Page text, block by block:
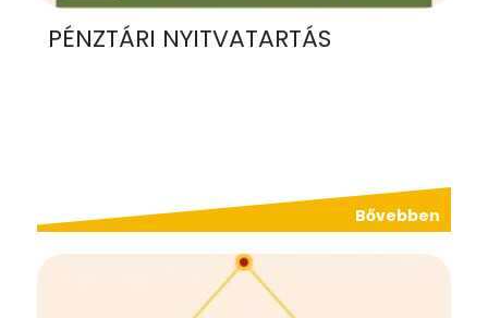
PÉNZTÁRI NYITVATARTÁS
Bővebben